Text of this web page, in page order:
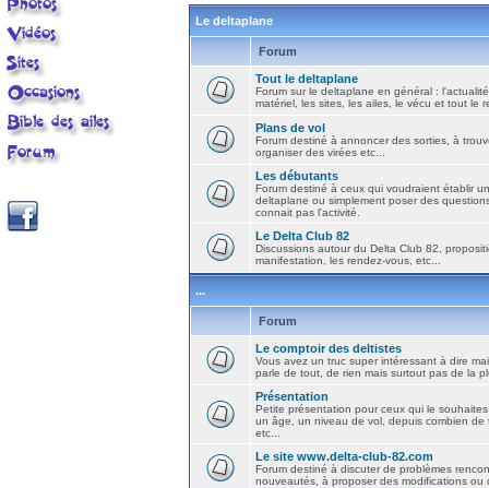
Le deltaplane
Forum
Tout le deltaplane
Forum sur le deltaplane en général :
matériel, les sites, les ailes, le vécu et tout le
Plans de vol
Forum destiné à annoncer des sorties, à
organiser des virées etc...
Les débutants
Forum destiné à ceux qui voudraient établir
deltaplane ou simplement poser des
connait pas l'activité.
Le Delta Club 82
Discussions autour du Delta Club 82,
manifestation, les rendez-vous, etc...
...
Forum
Le comptoir des deltistes
Vous avez un truc super intéressant à dire
parle de tout, de rien mais surtout pas de la
Présentation
Petite présentation pour ceux qui le
un âge, un niveau de vol, depuis combien de
etc...
Le site www.delta-club-82.com
Forum destiné à discuter de problèmes
nouveautés, à proposer des modifications ou